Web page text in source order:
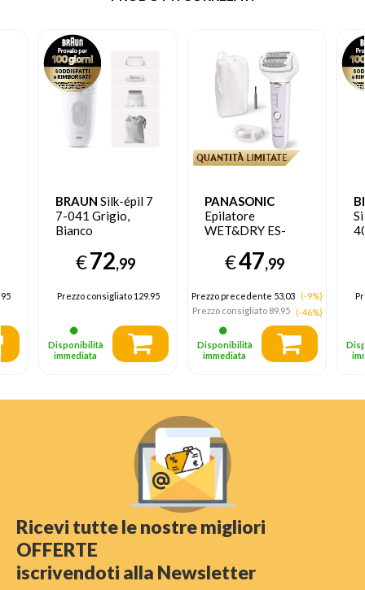
BRAUN Silk-épil 7
7-041 Grigio,
Bianco
€72,99
Prezzo consigliato129.95
Disponibilità
immediata
PANASONIC
Epilatore
WET&DRY ES-
€47,99
Prezzo precedente 53,03
(-9%)
Prezzo consigliato89.95 (-46%)
Disponibilità
immediata
Ricevi tutte le nostre migliori
OFFERTE
iscrivendoti alla Newsletter